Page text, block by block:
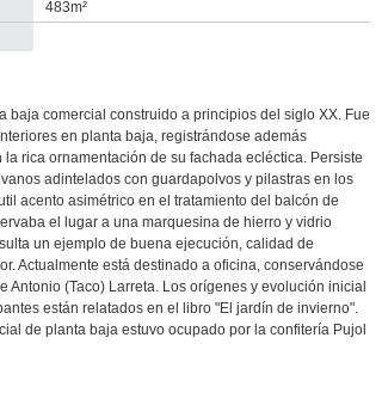
483m²
baja comercial construido a principios del siglo XX. Fue
en planta baja, registrándose además
rica ornamentación de su fachada ecléctica. Persiste
adintelados con guardapolvos y pilastras en los
acento asimétrico en el tratamiento del balcón de
el lugar a una marquesina de hierro y vidrio
un ejemplo de buena ejecución, calidad de
Actualmente está destinado a oficina, conservándose
Antonio (Taco) Larreta. Los orígenes y evolución inicial
están relatados en el libro "El jardín de invierno".
de planta baja estuvo ocupado por la confitería Pujol